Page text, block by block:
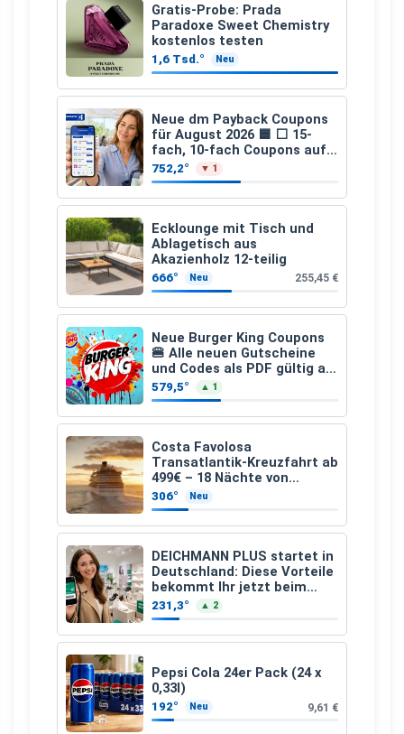
Gratis-Probe: Prada
Paradoxe Sweet Chemistry
kostenlos testen
1,6 Tsd.° Neu
Neue dm Payback Coupons
für August 2026 🟦 ⬜ 15-
fach, 10-fach Coupons auf
den gesamten Einkauf ab 2
€
752,2° ▼ 1
Ecklounge mit Tisch und
Ablagetisch aus
Akazienholz 12-teilig
666° Neu 255,45 €
Neue Burger King Coupons
🍔 Alle neuen Gutscheine
und Codes als PDF gültig ab
25.07.2026 bis 04.09.2026
579,5° ▲ 1
Costa Favolosa
Transatlantik-Kreuzfahrt ab
499€ – 18 Nächte von
Hamburg nach Guadeloupe
306° Neu
DEICHMANN PLUS startet in
Deutschland: Diese Vorteile
bekommt Ihr jetzt beim
Schuhkauf
231,3° ▲ 2
Pepsi Cola 24er Pack (24 x
0,33l)
192° Neu 9,61 €